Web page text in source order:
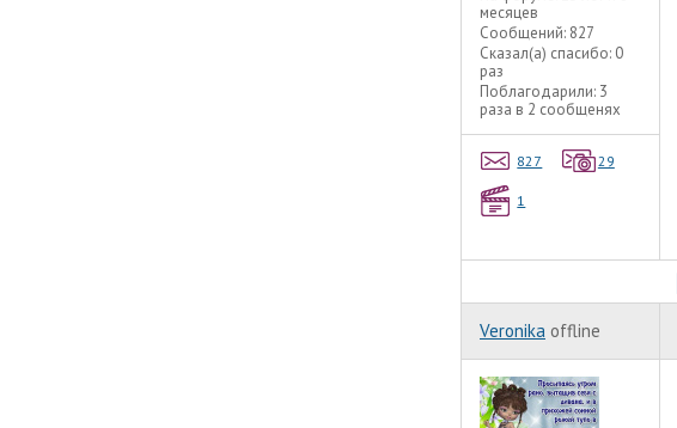
месяцев
Сообщений: 827
Сказал(а) спасибо: 0
раз
Поблагодарили: 3
раза в 2 сообщенях
827 29
1
Veronika offline